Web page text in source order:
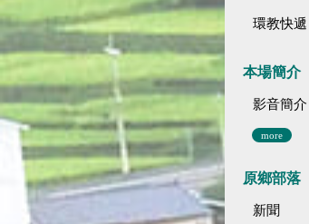
環教快遞
本場簡介
影音簡介
more
原鄉部落
新聞